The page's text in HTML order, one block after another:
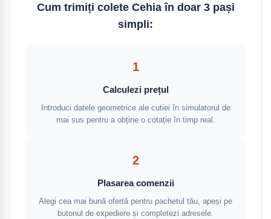
Cum trimiți colete Cehia în doar 3 pași
simpli:
1
Calculezi prețul
Introduci datele geometrice ale cutiei în simulatorul de
mai sus pentru a obține o cotație în timp real.
2
Plasarea comenzii
Alegi cea mai bună ofertă pentru pachetul tău, apeși pe
butonul de expediere și completezi adresele.